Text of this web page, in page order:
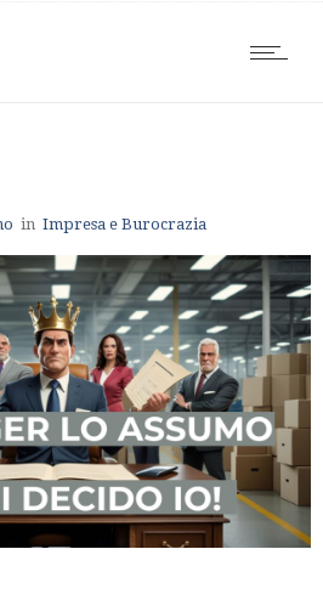
in Impresa e Burocrazia